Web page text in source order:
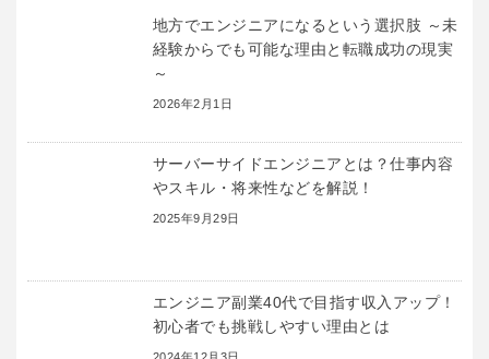
地方でエンジニアになるという選択肢 ～未
経験からでも可能な理由と転職成功の現実
～
2026年2月1日
サーバーサイドエンジニアとは？仕事内容
やスキル・将来性などを解説！
2025年9月29日
エンジニア副業40代で目指す収入アップ！
初心者でも挑戦しやすい理由とは